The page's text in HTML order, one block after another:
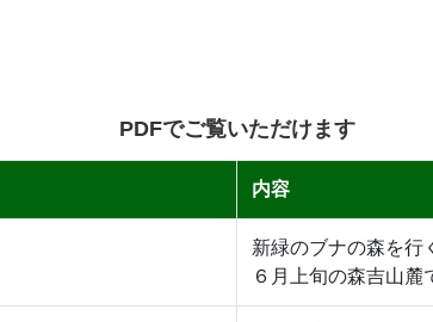
PDFでご覧いただけます
内容
新緑のブナの森を行
６月上旬の森吉山麓